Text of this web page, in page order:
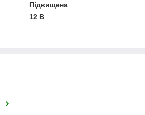
Підвищена
12 В